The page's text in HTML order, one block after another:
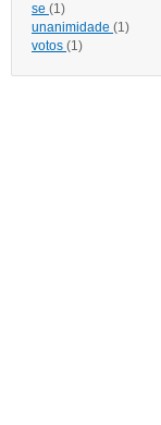
se (1)
unanimidade (1)
votos (1)